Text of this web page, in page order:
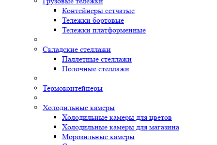
Контейнеры сетчатые
Тележки бортовые
Тележки платформенные
Складские стеллажи
Паллетные стеллажи
Полочные стеллажи
Термоконтейнеры
Холодильные камеры
Холодильные камеры для цветов
Холодильные камеры для магазина
Морозильные камеры